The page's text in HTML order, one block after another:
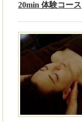
20min 体験コース